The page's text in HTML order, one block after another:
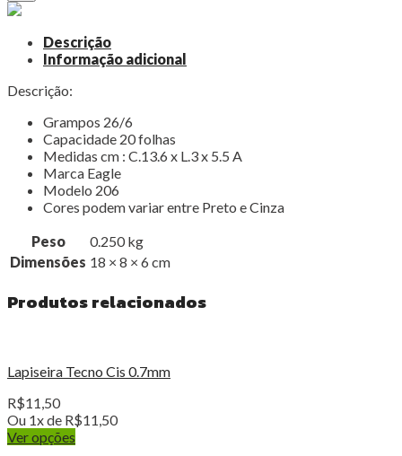
Descrição
Informação adicional
Descrição:
Grampos 26/6
Capacidade 20 folhas
Medidas cm : C.13.6 x L.3 x 5.5 A
Marca Eagle
Modelo 206
Cores podem variar entre Preto e Cinza
Peso
0.250 kg
Dimensões 18 × 8 × 6 cm
Produtos relacionados
Lapiseira Tecno Cis 0.7mm
R$11,50
Ou 1x de R$11,50
Ver opções